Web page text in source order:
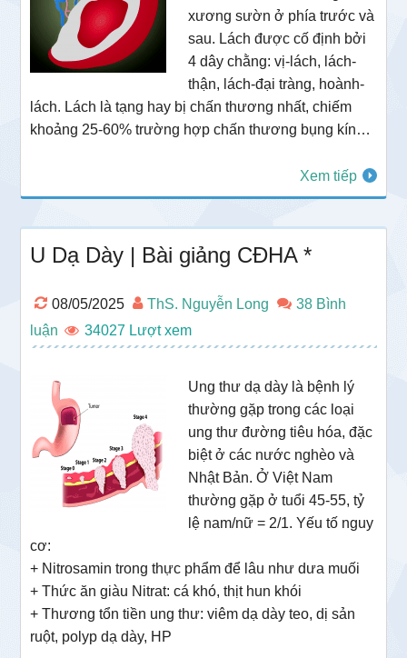
xương sườn ở phía trước và
sau. Lách được cố định bởi
4 dây chằng: vị-lách, lách-
thận, lách-đại tràng, hoành-
lách. Lách là tạng hay bị chấn thương nhất, chiếm
khoảng 25-60% trường hợp chấn thương bụng kín…
Xem tiếp
U Dạ Dày | Bài giảng CĐHA *
08/05/2025 ThS. Nguyễn Long
38 Bình
luận
34027
Ung thư dạ dày là bệnh lý
thường gặp trong các loại
ung thư đường tiêu hóa, đặc
biệt ở các nước nghèo và
Nhật Bản. Ở Việt Nam
thường gặp ở tuổi 45-55, tỷ
lệ nam/nữ = 2/1. Yếu tố nguy
cơ:
+ Nitrosamin trong thực phẩm để lâu như dưa muối
+ Thức ăn giàu Nitrat: cá khó, thịt hun khói
+ Thương tổn tiền ung thư: viêm dạ dày teo, dị sản
ruột, polyp dạ dày, HP